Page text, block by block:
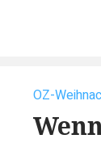
OZ-